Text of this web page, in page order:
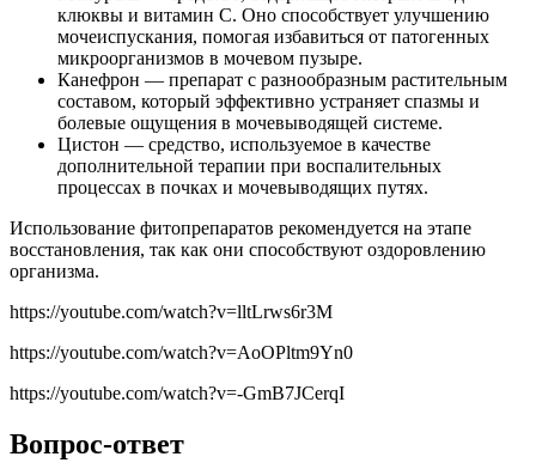
клюквы и витамин С. Оно способствует улучшению
мочеиспускания, помогая избавиться от патогенных
микроорганизмов в мочевом пузыре.
Канефрон — препарат с разнообразным растительным
составом, который эффективно устраняет спазмы и
болевые ощущения в мочевыводящей системе.
Цистон — средство, используемое в качестве
дополнительной терапии при воспалительных
процессах в почках и мочевыводящих путях.
Использование фитопрепаратов рекомендуется на этапе
восстановления, так как они способствуют оздоровлению
организма.
https://youtube.com/watch?v=lltLrws6r3M
https://youtube.com/watch?v=AoOPltm9Yn0
https://youtube.com/watch?v=-GmB7JCerqI
Вопрос-ответ